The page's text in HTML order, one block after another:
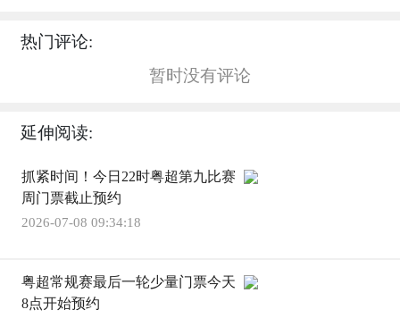
热门评论:
暂时没有评论
延伸阅读:
抓紧时间！今日22时粤超第九比赛
周门票截止预约
2026-07-08 09:34:18
粤超常规赛最后一轮少量门票今天
8点开始预约